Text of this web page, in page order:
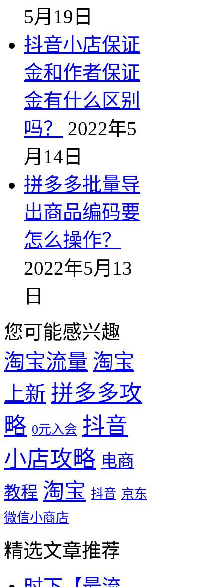
5月19日
抖音小店保证
金和作者保证
金有什么区别
吗？
2022年5
月14日
拼多多批量导
出商品编码要
怎么操作？
2022年5月13
日
您可能感兴趣
淘宝流量 淘宝
上新 拼多多攻
略 0元入会 抖音
小店攻略 电商
教程 淘宝 抖音 京东
微信小商店
精选文章推荐